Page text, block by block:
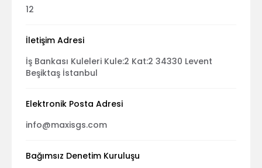
12
İletişim Adresi
İş Bankası Kuleleri Kule:2 Kat:2 34330 Levent
Beşiktaş İstanbul
Elektronik Posta Adresi
info@maxisgs.com
Bağımsız Denetim Kuruluşu